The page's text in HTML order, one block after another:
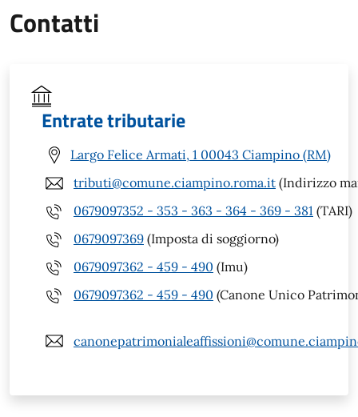
Contatti
Entrate tributarie
Largo Felice Armati, 1 00043 Ciampino (RM)
tributi@comune.ciampino.roma.it (Indirizzo
0679097352 - 353 - 363 - 364 - 369 - 381 (TARI)
0679097369 (Imposta di soggiorno)
0679097362 - 459 - 490 (Imu)
0679097362 - 459 - 490 (Canone Unico